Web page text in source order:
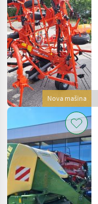
Nova mašina